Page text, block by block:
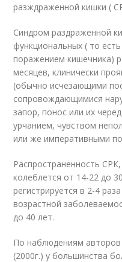
разждраженной кишки (
Синдром раздраженной
функциональных ( то
поражением кишечника)
месяцев, клинически
(обычно исчезающими
сопровождающимися
запор, понос или их
урчанием, чувством
или же императивными
Распространенность
колеблется от 14-22 до
регистрируется в 2-4
возрастной
до 40 лет.
По наблюдениям авторов
(2000г.) у большинства